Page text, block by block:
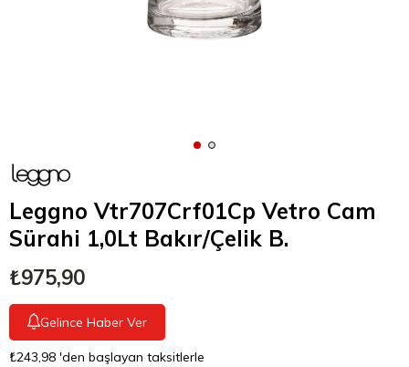
Leggno Vtr707Crf01Cp Vetro Cam
Sürahi 1,0Lt Bakır/Çelik B.
₺975,90
Gelince Haber Ver
₺243,98 'den başlayan taksitlerle